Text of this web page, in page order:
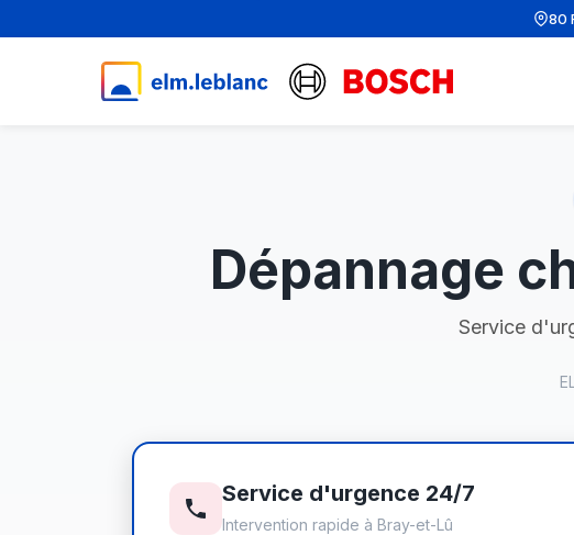
80
Dépannage
Service
Service d'urgence 24/7
Intervention rapide à Bray-et-Lû